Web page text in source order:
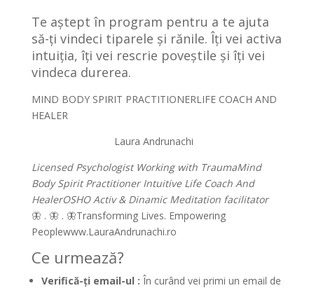
Te aștept în program pentru a te ajuta
să-ți vindeci tiparele și rănile. Îți vei activa
intuiția, îți vei rescrie poveștile și îți vei
vindeca durerea.
MIND BODY SPIRIT PRACTITIONERLIFE COACH AND
HEALER
Laura Andrunachi
Licensed Psychologist Working with TraumaMind
Body Spirit PractitionerIntuitive Life Coach And
HealerOSHO Activ & Dinamic Meditation facilitator
🦋 . 🦋 . 🦋Transforming Lives. Empowering
Peoplewww.LauraAndrunachi.ro
Ce urmează?
Verifică-ți email-ul : În curând vei primi un email de